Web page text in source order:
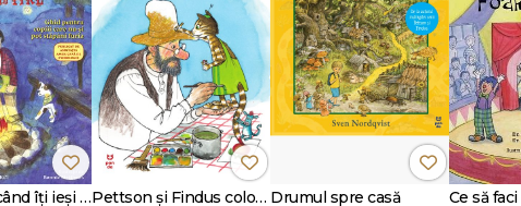
Ce să faci... când îţi ieşi din fire. Ghid pentru copiii care nu-şi pot stăpâni furia Pettson și Findus colorează Drumul spre casă